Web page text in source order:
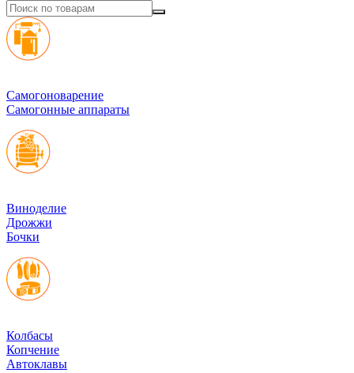
Cамогоноварение
Самогонные аппараты
Виноделие
Дрожжи
Бочки
Колбасы
Копчение
Автоклавы